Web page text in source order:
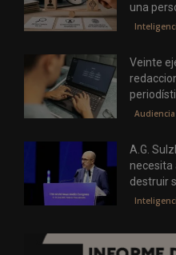
una
Veinte
Audiencia
A.G.
necesita
destruir